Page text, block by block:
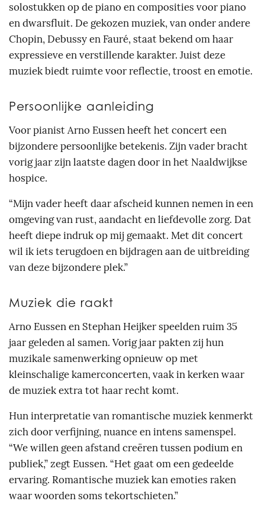
solostukken op de piano en composities voor piano
en dwarsfluit. De gekozen muziek, van onder andere
Chopin, Debussy en Fauré, staat bekend om haar
expressieve en verstillende karakter. Juist deze
muziek biedt ruimte voor reflectie, troost en emotie.
Persoonlijke aanleiding
Voor pianist Arno Eussen heeft het concert een
bijzondere persoonlijke betekenis. Zijn vader bracht
vorig jaar zijn laatste dagen door in het Naaldwijkse
hospice.
“Mijn vader heeft daar afscheid kunnen nemen in een
omgeving van rust, aandacht en liefdevolle zorg. Dat
heeft diepe indruk op mij gemaakt. Met dit concert
wil ik iets terugdoen en bijdragen aan de uitbreiding
van deze bijzondere plek.”
Muziek die raakt
Arno Eussen en Stephan Heijker speelden ruim 35
jaar geleden al samen. Vorig jaar pakten zij hun
muzikale samenwerking opnieuw op met
kleinschalige kamerconcerten, vaak in kerken waar
de muziek extra tot haar recht komt.
Hun interpretatie van romantische muziek kenmerkt
zich door verfijning, nuance en intens samenspel.
“We willen geen afstand creëren tussen podium en
publiek,” zegt Eussen. “Het gaat om een gedeelde
ervaring. Romantische muziek kan emoties raken
waar woorden soms tekortschieten.”